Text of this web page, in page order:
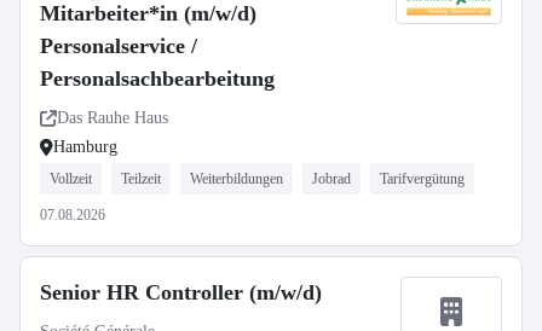
Mitarbeiter*in (m/w/d)
Personalservice /
Personalsachbearbeitung
Das Rauhe Haus
Hamburg
Vollzeit Teilzeit Weiterbildungen Jobrad Tarifvergütung
07.08.2026
Senior HR Controller (m/w/d)